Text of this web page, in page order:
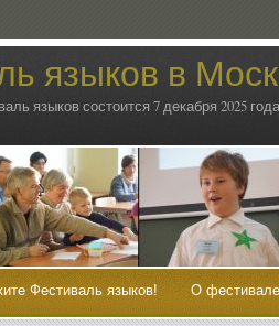
языков в
языков состоится 7 декабря 2025
Фестиваль языков! О